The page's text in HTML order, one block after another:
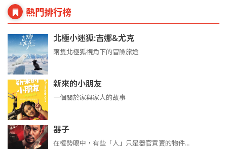
熱門排行榜
北極小迷狐:吉娜&尤克
兩隻北極狐視角下的冒險旅途
新來的小朋友
一個關於家與家人的故事
器子
在權勢眼中，有些「人」只是器官買賣的物件...